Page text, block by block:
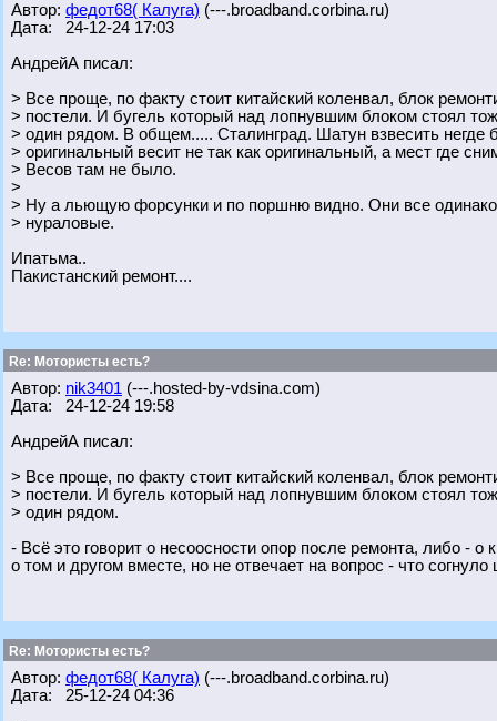
Автор: федот68( Калуга) (---.broadband.corbina.ru)
Дата: 24-12-24 17:03
АндрейА писал:
> Все проще, по факту стоит китайский коленвал, блок
> постели. И бугель который над лопнувшим блоком стоял
> один рядом. В общем..... Сталинград. Шатун взвесить негде
> оригинальный весит не так как оригинальный, а мест где
> Весов там не было.
>
> Ну а льющую форсунки и по поршню видно. Они все
> нураловые.
Ипатьма..
Пакистанский ремонт....
Re: Мотористы есть?
Автор: nik3401 (---.hosted-by-vdsina.com)
Дата: 24-12-24 19:58
АндрейА писал:
> Все проще, по факту стоит китайский коленвал, блок
> постели. И бугель который над лопнувшим блоком стоял
> один рядом.
- Всё это говорит о несоосности опор после ремонта, либо - о
о том и другом вместе, но не отвечает на вопрос - что согнуло
Re: Мотористы есть?
Автор: федот68( Калуга) (---.broadband.corbina.ru)
Дата: 25-12-24 04:36